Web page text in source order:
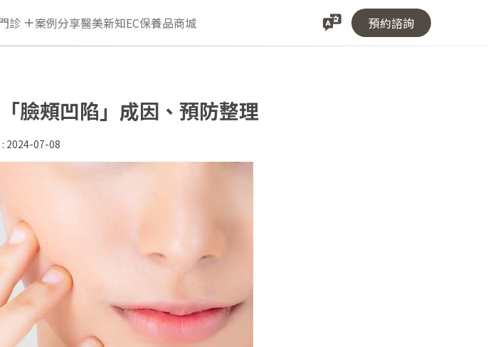
診 案例分享醫美新知EC保養品商城 預約諮詢
臉頰凹陷」成因、預防整理
2024-07-08